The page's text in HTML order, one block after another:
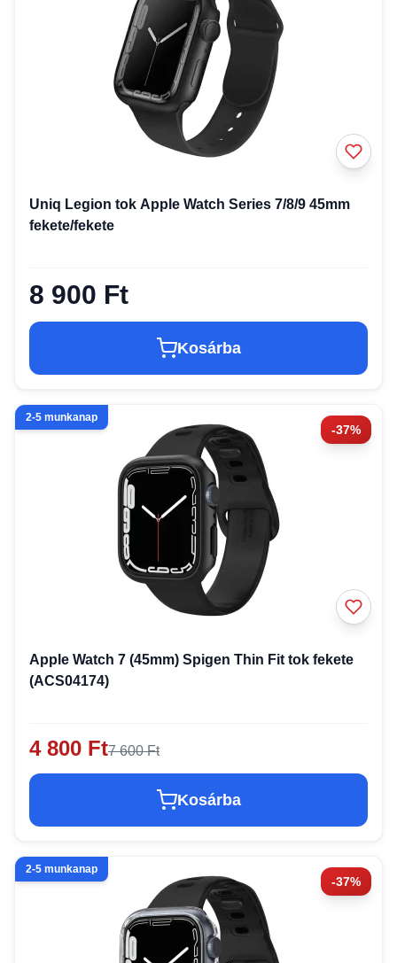
Uniq Legion tok Apple Watch Series 7/8/9 45mm
fekete/fekete
8 900 Ft
Kosárba
-37%
2-5 munkanap
Apple Watch 7 (45mm) Spigen Thin Fit tok fekete
(ACS04174)
4 800 Ft7 600 Ft
Kosárba
-37%
2-5 munkanap